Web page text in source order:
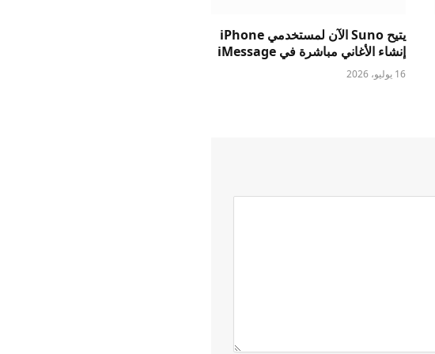
يتيح Suno الآن لمستخدمي iPhone
إنشاء الأغاني مباشرة في iMessage
16 يوليو، 2026